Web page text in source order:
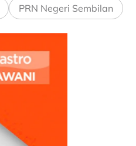
PRN Negeri Sembilan